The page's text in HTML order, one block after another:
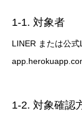
1-1. 対象者
LINER または公
1-2. 対象確認